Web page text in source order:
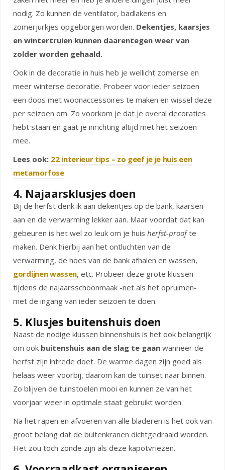
nodig. Zo kunnen de ventilator, badlakens en
zomerjurkjes opgeborgen worden. Dekentjes, kaarsjes
en wintertruien kunnen daarentegen weer van
zolder worden gehaald.
Ook in de decoratie in huis heb je wellicht zomerse en
meer winterse decoratie. Probeer voor ieder seizoen
een doos met woonaccessoires te maken en wissel deze
per seizoen om. Zo voorkom je dat je overal decoraties
hebt staan en gaat je inrichting altijd met het seizoen
mee.
Lees ook: 22 interieur tips – zo geef je je huis een
metamorfose
4. Najaarsklusjes doen
Bij de herfst denk ik aan dekentjes op de bank, kaarsen
aan en de verwarming lekker aan. Maar voordat dat kan
gebeuren is het wel zo leuk om je huis herfst-proofte
maken. Denk hierbij aan het ontluchten van de
verwarming, de hoes van de bank afhalen en wassen,
gordijnen wassen, etc. Probeer deze grote klussen
tijdens de najaarsschoonmaak -net als het opruimen-
met de ingang van ieder seizoen te doen.
5. Klusjes buitenshuis doen
Naast de nodige klussen binnenshuis is het ook belangrijk
om ook buitenshuis aan de slag te gaan wanneer de
herfst zijn intrede doet. De warme dagen zijn goed als
helaas weer voorbij, daarom kan de tuinset naar binnen.
Zo blijven de tuinstoelen mooi en kunnen ze van het
voorjaar weer in optimale staat gebruikt worden.
Na het rapen en afvoeren van alle bladeren is het ook van
groot belang dat de buitenkranen dichtgedraaid worden.
Het zou toch zonde zijn als deze kapotvriezen.